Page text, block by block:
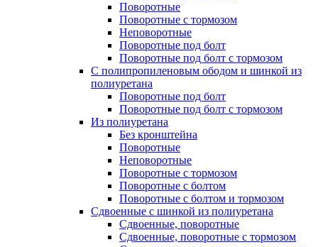
Поворотные
Поворотные с тормозом
Неповоротные
Поворотные под болт
Поворотные под болт с тормозом
С полипропиленовым ободом и шинкой из
полиуретана
Поворотные под болт
Поворотные под болт с тормозом
Из полиуретана
Без кронштейна
Поворотные
Неповоротные
Поворотные с тормозом
Поворотные с болтом
Поворотные с болтом и тормозом
Сдвоенные с шинкой из полиуретана
Сдвоенные, поворотные
Сдвоенные, поворотные с тормозом